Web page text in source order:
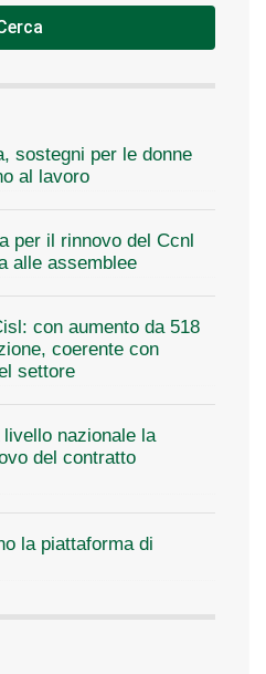
sostegni per le donne
al lavoro
per il rinnovo del Ccnl
alle assemblee
con aumento da 518
coerente con
settore
nazionale la
del contratto
la piattaforma di